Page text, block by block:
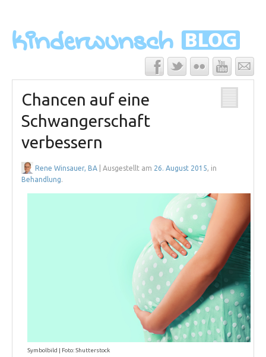
Chancen auf eine
Schwangerschaft
verbessern
Rene Winsauer, BA | Ausgestellt am 26. August 2015, in
Behandlung.
Symbolbild | Foto: Shutterstock